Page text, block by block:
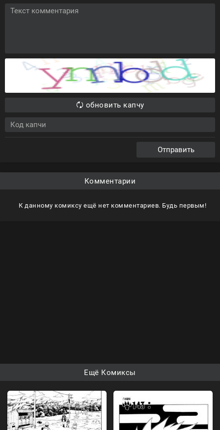
обновить капчу
Отправить
Комментарии
К данному комиксу ещё нет комментариев. Будь первым!
Ещё Комиксы